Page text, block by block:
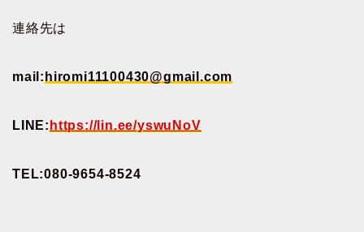
連絡先は
mail: hiromi11100430@gmail.com
LINE: https://lin.ee/yswuNoV
TEL:080-9654-8524